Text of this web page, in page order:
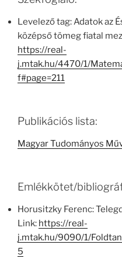
Levelező tag: Adatok az
középső tömeg fiatal
https://real-
j.mtak.hu/4470/1/
f#page=211
Publikációs lista:
Magyar Tudományos
Emlékkötet/
Horusitzky Ferenc:
Link: https://real-
j.mtak.hu/9090/1/
5